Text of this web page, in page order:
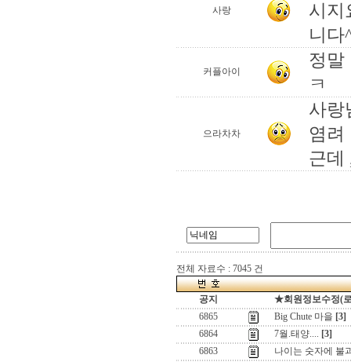
사랑
시지
니다
커플아이
정말
ㅋ
으라차차
사
염려
근데
전체 자료수 : 7045 건
공지
★회원정보수정(
6865
Big Chute 마을 [3]
6864
7월.태양.... [3]
6863
나이는 숫자에 불